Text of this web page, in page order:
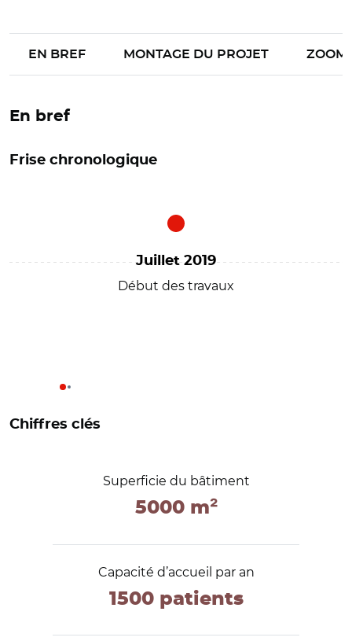
EN BREF MONTAGE DU PROJET ZOOM
En bref
Frise chronologique
Juillet 2019
Début des travaux
Chiffres clés
Superficie du bâtiment
5000 m²
Capacité d’accueil par an
1500 patients